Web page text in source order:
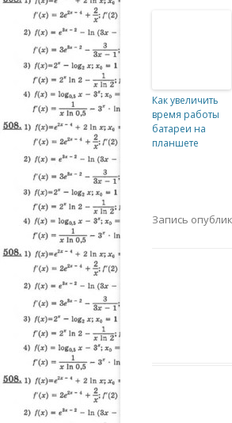
Как увеличить
время работы
батареи на
планшете
Запись